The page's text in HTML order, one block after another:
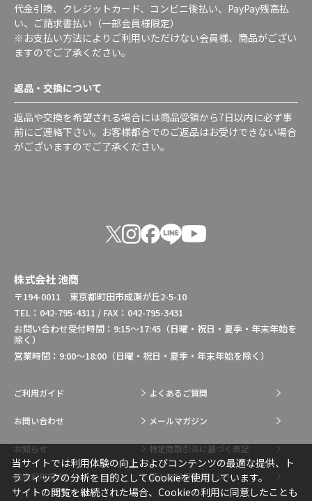
代金引換、クレジットカード、コンビニ後払い、PayPay残高払
い、ご請求書払い（一部会員様限定）
※お支払い方法によりご利用いただけない会員様、商品がござい
ますのでご了承ください。
返品・交換について
返品や交換を希望される場合には商品受領から7日以内に必ず事
前にご連絡下さい。お客様都合でのご返品はお受けできない場合
がございますのでご了承ください。
株式会社 池商
〒194-0011 東京都町田市成瀬が丘2-5-10
TEL：042-795-4311 / FAX：042-795-3431
お問い合わせ受付時間：9:15～17:45（日曜・祝日・夏季・年末年始を
除く）
営業時間：9:00～18:00（日曜・祝日・夏季・年末年始を除く）
ご利用ガイド よくあるご質問
お問い合わせ メールマガジン
お知らせ 特定商取引法に基づく表記
総合利用規約 個人情報保護ポリシー
当サイトでは利用体験の向上およびコンテンツの最適な提供、ト
ラフィックの分析を目的としてCookieを使用しています。
サイトの閲覧を継続された場合、Cookieの利用に同意したことも